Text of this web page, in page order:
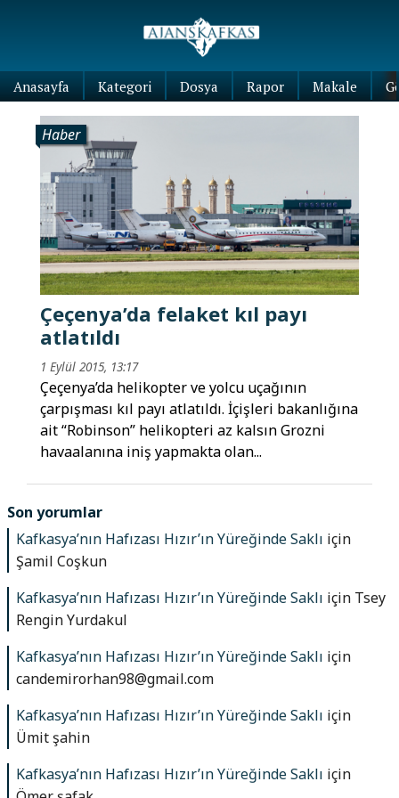
Anasayfa Kategori Dosya Rapor Makale
Haber
Çeçenya’da felaket kıl payı
atlatıldı
1 Eylül 2015, 13:17
Çeçenya’da helikopter ve yolcu uçağının
çarpışması kıl payı atlatıldı. İçişleri bakanlığına
ait “Robinson” helikopteri az kalsın Grozni
havaalanına iniş yapmakta olan...
Son yorumlar
Kafkasya’nın Hafızası Hızır’ın Yüreğinde Saklı için
Şamil Coşkun
Kafkasya’nın Hafızası Hızır’ın Yüreğinde Saklı için Tsey
Rengin Yurdakul
Kafkasya’nın Hafızası Hızır’ın Yüreğinde Saklı için
candemirorhan98@gmail.com
Kafkasya’nın Hafızası Hızır’ın Yüreğinde Saklı için
Ümit şahin
Kafkasya’nın Hafızası Hızır’ın Yüreğinde Saklı için